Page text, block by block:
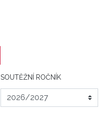
SOUTĚŽNÍ ROČNÍK